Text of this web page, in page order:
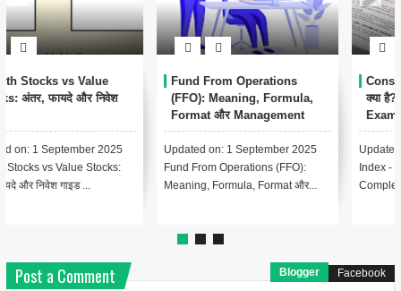
Conservatism Accounting
क्या है? Meaning, Importance,
Updated on: 17 August 2025 📑
Index - Conservatism Accounting
Complete Guide In Hindi Le...
Automated Clearing House
(ACH) क्या है? – पूरी जानकारी हिंदी
में
Updated on: 17 August 2025 📚
Index – Automated Clearing
House (ACH) क्या है? Lesson 1:...
Post a Comment Blogger Facebook